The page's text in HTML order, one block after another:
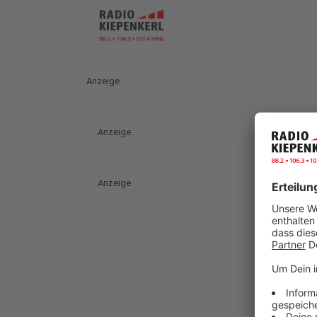
Anzeige
Anzeige
Anzeige